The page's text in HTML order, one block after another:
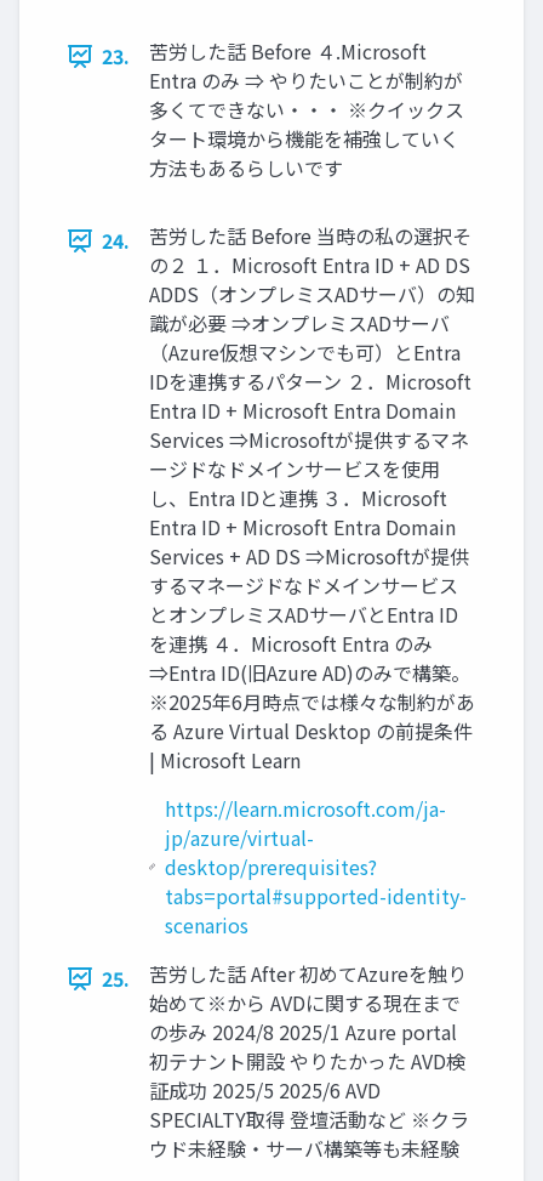
23.
苦労した話 Before ４.Microsoft
Entra のみ ⇒ やりたいことが制約が
多くてできない・・・ ※クイックス
タート環境から機能を補強していく
方法もあるらしいです
24.
苦労した話 Before 当時の私の選択そ
の２ １．Microsoft Entra ID + AD DS
ADDS（オンプレミスADサーバ）の知
識が必要 ⇒オンプレミスADサーバ
（Azure仮想マシンでも可）とEntra
IDを連携するパターン ２．Microsoft
Entra ID + Microsoft Entra Domain
Services ⇒Microsoftが提供するマネ
ージドなドメインサービスを使用
し、Entra IDと連携 ３．Microsoft
Entra ID + Microsoft Entra Domain
Services + AD DS ⇒Microsoftが提供
するマネージドなドメインサービス
とオンプレミスADサーバとEntra ID
を連携 ４．Microsoft Entra のみ
⇒Entra ID(旧Azure AD)のみで構築。
※2025年6月時点では様々な制約があ
る Azure Virtual Desktop の前提条件
| Microsoft Learn
https://learn.microsoft.com/ja-
jp/azure/virtual-
desktop/prerequisites?
tabs=portal#supported-identity-
scenarios
25.
苦労した話 After 初めてAzureを触り
始めて※から AVDに関する現在まで
の歩み 2024/8 2025/1 Azure portal
初テナント開設 やりたかった AVD検
証成功 2025/5 2025/6 AVD
SPECIALTY取得 登壇活動など ※クラ
ウド未経験・サーバ構築等も未経験